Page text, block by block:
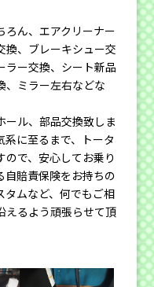
ろん、エアクリーナー
換、ブレーキシュー交
ラー交換、シート新品
、ミラー左右などな
ール、部品交換致しま
に至るまで、トータ
で、安心してお乗り
自賠責保険をお持ちの
タムなど、何でもご相
えるよう頑張らせて頂